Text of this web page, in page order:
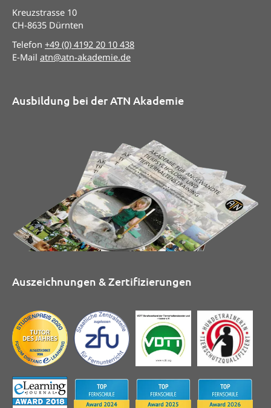
Kreuzstrasse 10
CH-8635 Dürnten
Telefon +49 (0) 4192 20 10 438
E-Mail atn@atn-akademie.de
Ausbildung bei der ATN Akademie
Auszeichnungen & Zertifizierungen